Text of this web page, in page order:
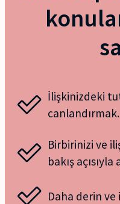
İlişkinizdeki
canlandırmak.
Birbirinizi ve
bakış
Daha derin